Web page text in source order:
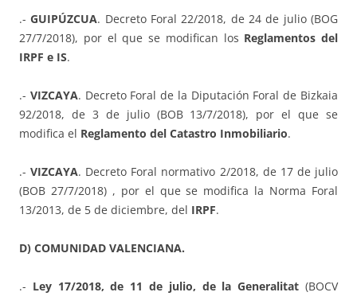
.-GUIPÚZCUA. Decreto Foral 22/2018, de 24 de julio (BOG
27/7/2018), por el que se modifican los Reglamentos del
IRPF e IS.
.- VIZCAYA. Decreto Foral de la Diputación Foral de Bizkaia
92/2018, de 3 de julio (BOB 13/7/2018), por el que se
modifica el Reglamento del Catastro Inmobiliario.
.-VIZCAYA. Decreto Foral normativo 2/2018, de 17 de julio
(BOB 27/7/2018) , por el que se modifica la Norma Foral
13/2013, de 5 de diciembre, del IRPF.
D) COMUNIDAD VALENCIANA.
.- Ley 17/2018, de 11 de julio, de la Generalitat(BOCV